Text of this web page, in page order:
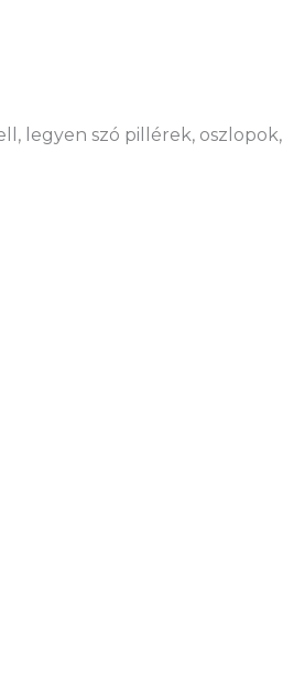
legyen szó pillérek, oszlopok,